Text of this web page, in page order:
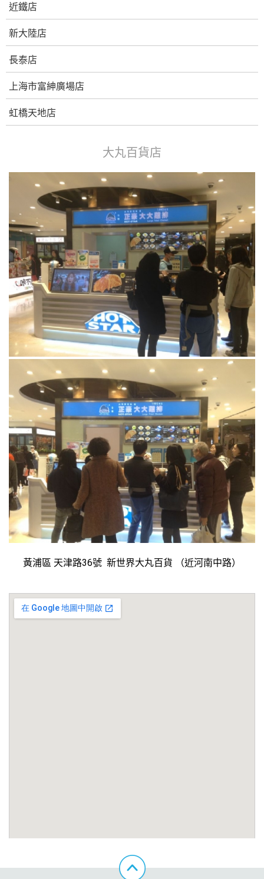
近鐵店
新大陸店
長泰店
上海市富紳廣場店
虹橋天地店
大丸百貨店
黃浦區 天津路36號 新世界大丸百貨 （近河南中路）